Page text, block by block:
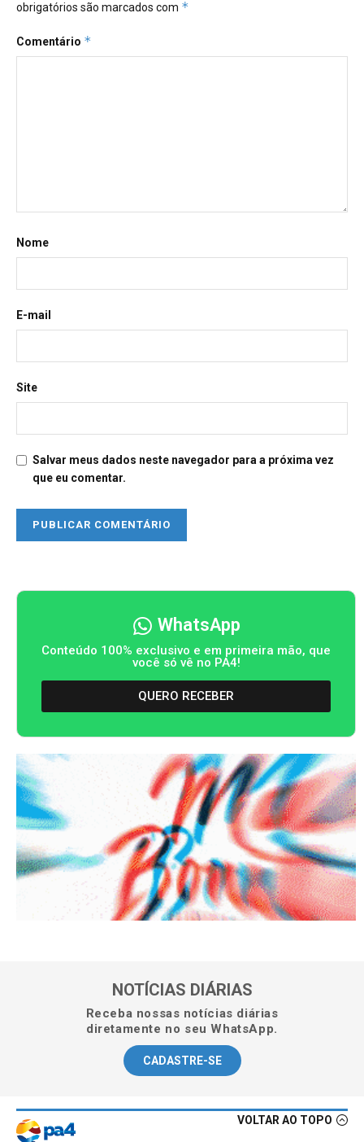
obrigatórios são marcados com *
Comentário *
Nome
E-mail
Site
Salvar meus dados neste navegador para a próxima vez
que eu comentar.
WhatsApp
Conteúdo 100% exclusivo e em primeira mão, que
você só vê no PA4!
QUERO RECEBER
NOTÍCIAS DIÁRIAS
Receba nossas notícias diárias
diretamente no seu WhatsApp.
CADASTRE-SE
VOLTAR AO TOPO